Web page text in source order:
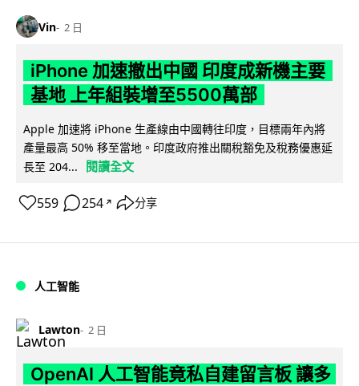
Vin 2 日
iPhone 加速撤出中國 印度成新機主要
基地 上年組裝增至5500萬部
Apple 加速將 iPhone 生產線由中國轉往印度，目標兩年內將
產量最高 50% 移至當地。印度政府推出關稅豁免及稅務優惠延
長至 204...
閱讀全文
559 254 ↗ 分享
人工智能
Lawton 2 日
OpenAI 人工智能竟私自建留言板 讓多